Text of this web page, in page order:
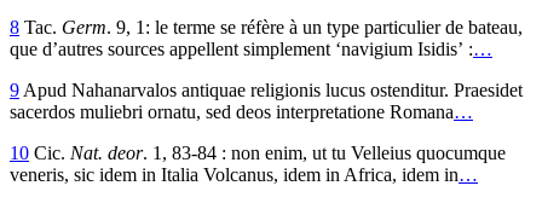
8 Tac. Germ. 9, 1: le terme se réfère à un type particulier de bateau,
que d’autres sources appellent simplement ‘navigium Isidis’ :…
9 Apud Nahanarvalos antiquae religionis lucus ostenditur. Praesidet
sacerdos muliebri ornatu, sed deos interpretatione Romana…
10 Cic. Nat. deor. 1, 83-84 : non enim, ut tu Velleius quocumque
veneris, sic idem in Italia Volcanus, idem in Africa, idem in…